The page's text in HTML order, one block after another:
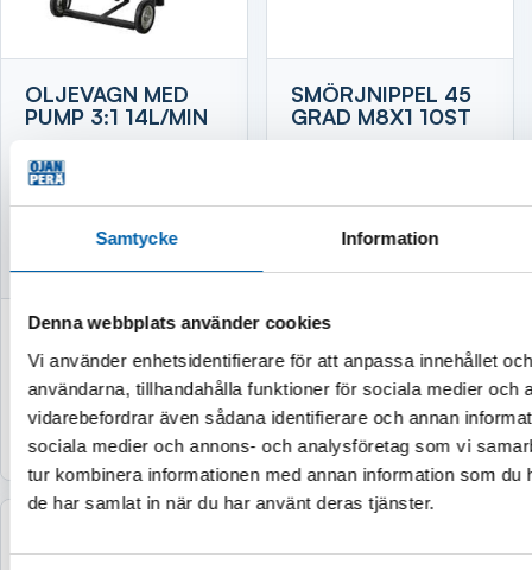
Samtycke Information
Denna webbplats använder cookies
Vi använder enhetsidentifierare för att anpassa innehållet
användarna, tillhandahålla funktioner för sociala medier och
vidarebefordrar även sådana identifierare och annan
sociala medier och annons- och analysföretag som vi
tur kombinera informationen med annan information som du
de har samlat in när du har använt deras tjänster.
OLJEVAGN MED
PUMP 3:1 14L/MIN
Leveranstid 1-3
9 140 kr
(7 312 kr exkl. moms)
Köp
SMÖRJNIPPEL 45
GRAD M8X1 10ST
Leveranstid 1-3
148 kr
(118,40 kr exkl. moms)
Köp